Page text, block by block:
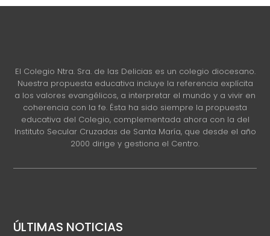
El Colegio Ntra. Sra. de las Delicias es un colegio diocesano.
Nuestra propuesta educativa incluye la referencia explícita
a los valores evangélicos, a interpretar el mundo y a vivir en
coherencia con la fe. Ésta ha sido siempre la propuesta
educativa del Colegio, complementada ahora con la del
Instituto Secular Cruzadas de Santa María, que desde el año
2000 dirige y gestiona el Centro.
ÚLTIMAS NOTICIAS